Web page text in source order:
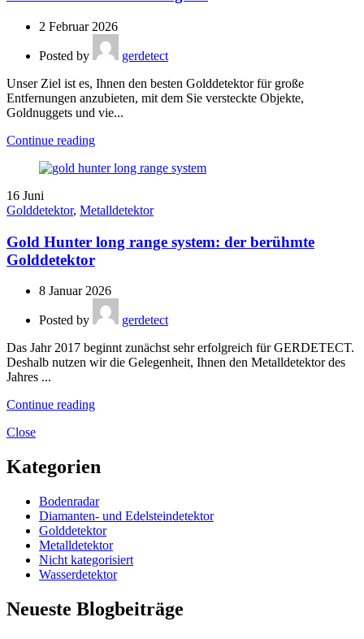
2 Februar 2026
Posted by
gerdetect
Unser Ziel ist es, Ihnen den besten Golddetektor für große
Entfernungen anzubieten, mit dem Sie versteckte Objekte,
Goldnuggets und vie...
Continue reading
16 Juni
Golddetektor, Metalldetektor
Gold Hunter long range system: der berühmte
Golddetektor
8 Januar 2026
Posted by
gerdetect
Das Jahr 2017 beginnt zunächst sehr erfolgreich für GERDETECT.
Deshalb nutzen wir die Gelegenheit, Ihnen den Metalldetektor des
Jahres ...
Continue reading
Close
Kategorien
Bodenradar
Diamanten- und Edelsteindetektor
Golddetektor
Metalldetektor
Nicht kategorisiert
Wasserdetektor
Neueste Blogbeiträge